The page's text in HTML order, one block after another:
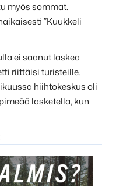
myös sommat.
”Kuukkeli
ei saanut laskea
riittäisi turisteille.
hiihtokeskus oli
lasketella, kun